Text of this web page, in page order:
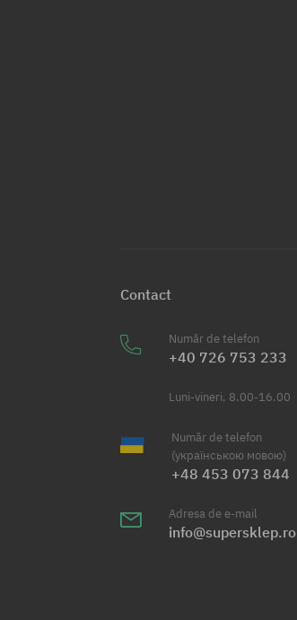
Contact
Număr de telefon
+40 726 753 233
Luni-vineri, 8.00-16.00
Număr de telefon
(українською мовою)
+48 453 073 844
Adresa de e-mail
info@supersklep.ro